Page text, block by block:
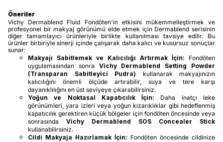
Öneriler
Vichy Dermablend Fluid Fondöten'in etkisini mükemmelleştirmek ve
profesyonel bir makyaj görünümü elde etmek için Dermablend serisinin
diğer tamamlayıcı ürünleriyle birlikte kullanılması tavsiye edilir. Bu
ürünler birbiriyle sinerji içinde çalışarak daha kalıcı ve kusursuz sonuçlar
sunar:
Makyajı Sabitlemek ve Kalıcılığı Artırmak İçin: Fondöten
uygulamasından sonra Vichy Dermablend Setting Powder
(Transparan Sabitleyici Pudra) kullanarak makyajınızın
kalıcılığını önemli ölçüde artırabilir, suya ve tere karşı
dayanıklılığını en üst seviyeye çıkarabilirsiniz.
Yoğun ve Noktasal Kapatıcılık İçin: Daha inatçı leke
görünümleri, yara izleri veya yoğun kızarıklıklar gibi hedeflenmiş
kapatıcılık gerektiren küçük bölgeler için fondöten öncesinde veya
sonrasında Vichy Dermablend SOS Concealer Stick
kullanabilirsiniz.
Cildi Makyaja Hazırlamak İçin: Fondöten öncesinde cildinize